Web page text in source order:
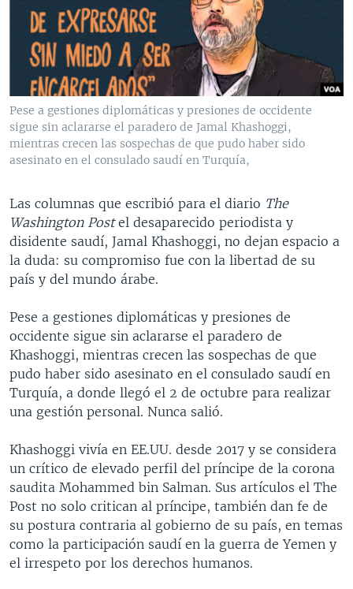
VENEZUELA
BRASIL
NICARAGUA
ECONOMÍA
ENTRETENIMIENTO Y CULTURA
TECNOLOGÍA
DEPORTES
CIENCIA Y SALUD
MULTIMEDIA
VIDEOS
FOTOGRAFÍA
AUDIOS
PROGRAMAS TV
EL MUNDO AL DÍA
FORO INTERAMERICANO
VISIÓN 360
LAS CLAVES
RADIO
AVANCE INFORMATIVO
AUDIONOTICIAS
BUENOS DÍAS AMÉRICA
EL MUNDO AL DÍA [RADIO]
FORO [RADIO]
DEPORTIVO INTERNACIONAL
ENTRETENIMIENTO
DIRECT
DOCUMENTALES DE LA VOA
SÍGANOS
Idiomas
Pese a gestiones diplomáticas y presiones de occidente
sigue sin aclararse el paradero de Jamal Khashoggi,
mientras crecen las sospechas de que pudo haber sido
asesinato en el consulado saudí en Turquía,
Las columnas que escribió para el diario The
Washington Postel desaparecido periodista y
disidente saudí, Jamal Khashoggi, no dejan espacio a
la duda: su compromiso fue con la libertad de su
país y del mundo árabe.
Pese a gestiones diplomáticas y presiones de
occidente sigue sin aclararse el paradero de
Khashoggi, mientras crecen las sospechas de que
pudo haber sido asesinato en el consulado saudí en
Turquía, a donde llegó el 2 de octubre para realizar
una gestión personal. Nunca salió.
Khashoggi vivía en EE.UU. desde 2017 y se considera
un crítico de elevado perfil del príncipe de la corona
saudita Mohammed bin Salman. Sus artículos el The
Post no solo critican al príncipe, también dan fe de
su postura contraria al gobierno de su país, en temas
como la participación saudí en la guerra de Yemen y
el irrespeto por los derechos humanos.